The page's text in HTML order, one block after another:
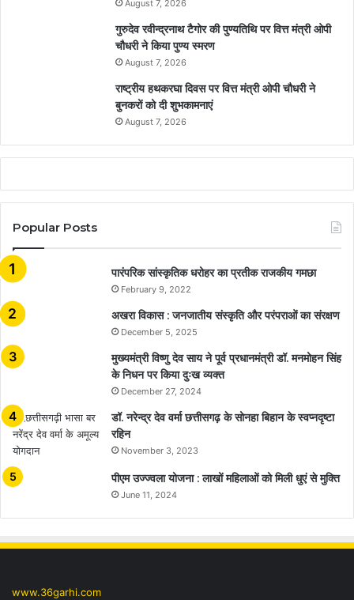
August 7, 2026
गुरुदेव रवीन्द्रनाथ टैगोर की पुण्यतिथि पर वित्त मंत्री ओपी
चौधरी ने किया पुण्य स्मरण
August 7, 2026
राष्ट्रीय हथकरघा दिवस पर वित्त मंत्री ओपी चौधरी ने
बुनकरों को दी शुभकामनाएं
August 7, 2026
Popular Posts
​​​​​​​पारंपरिक सांस्कृतिक धरोहर का प्रतीक राजकीय गमछा
February 9, 2022
अखरा विकास : जनजातीय संस्कृति और परंपराओं का संरक्षण
December 5, 2025
मुख्यमंत्री विष्णु देव साय ने पूर्व प्रधानमंत्री डॉ. मनमोहन सिंह
के निधन पर किया दुःख व्यक्त
December 27, 2024
डॉ. नरेन्द्र देव वर्मा छत्तीसगढ़ के सोनहा बिहान के स्वप्नदृष्टा
रहिन
November 3, 2023
पीएम उज्ज्वला योजना : लाखों महिलाओं को मिली धुएं से मुक्ति
June 11, 2024
www.36garhi.com